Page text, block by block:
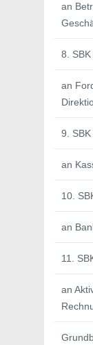
an
8. SBK
an
9. SBK
an
10.
an
11.
an